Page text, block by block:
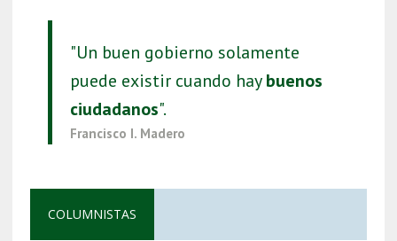
"Un buen gobierno solamente
puede existir cuando haybuenos
ciudadanos".
Francisco I. Madero
COLUMNISTAS